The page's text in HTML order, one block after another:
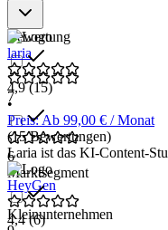
Bewertung
7
6
Marktsegment
Kleinunternehmen
laria
4,9(15)
•
Preis: Ab 99,00 € / Monat
(15 Bewertungen)
Laria ist das KI-Content-
HeyGen
4,4(6)